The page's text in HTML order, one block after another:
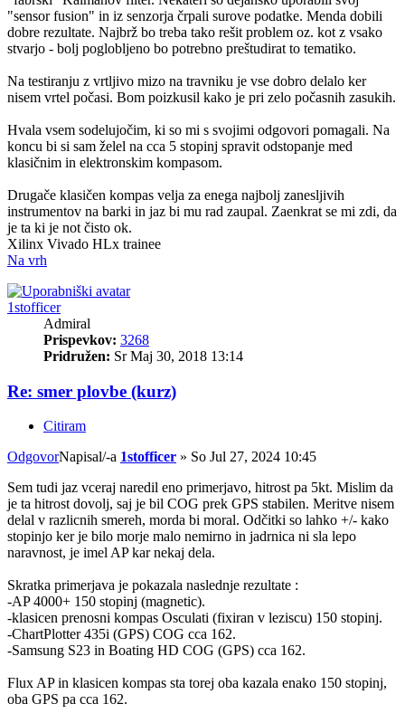
"sensor fusion" in iz senzorja črpali surove podatke. Menda dobili
dobre rezultate. Najbrž bo treba tako rešit problem oz. kot z vsako
stvarjo - bolj poglobljeno bo potrebno preštudirat to tematiko.
Na testiranju z vrtljivo mizo na travniku je vse dobro delalo ker
nisem vrtel počasi. Bom poizkusil kako je pri zelo počasnih zasukih.
Hvala vsem sodelujočim, ki so mi s svojimi odgovori pomagali. Na
koncu bi si sam želel na cca 5 stopinj spravit odstopanje med
klasičnim in elektronskim kompasom.
Drugače klasičen kompas velja za enega najbolj zanesljivih
instrumentov na barki in jaz bi mu rad zaupal. Zaenkrat se mi zdi, da
je ta ki je not čisto ok.
Xilinx Vivado HLx trainee
Na vrh
1stofficer
Admiral
Prispevkov: 3268
Pridružen: Sr Maj 30, 2018 13:14
Re: smer plovbe (kurz)
Citiram
OdgovorNapisal/-a 1stofficer » So Jul 27, 2024 10:45
Sem tudi jaz vceraj naredil eno primerjavo, hitrost pa 5kt. Mislim da
je ta hitrost dovolj, saj je bil COG prek GPS stabilen. Meritve nisem
delal v razlicnih smereh, morda bi moral. Odčitki so lahko +/- kako
stopinjo ker je bilo morje malo nemirno in jadrnica ni sla lepo
naravnost, je imel AP kar nekaj dela.
Skratka primerjava je pokazala naslednje rezultate :
-AP 4000+ 150 stopinj (magnetic).
-klasicen prenosni kompas Osculati (fixiran v leziscu) 150 stopinj.
-ChartPlotter 435i (GPS) COG cca 162.
-Samsung S23 in Boating HD COG (GPS) cca 162.
Flux AP in klasicen kompas sta torej oba kazala enako 150 stopinj,
oba GPS pa cca 162.